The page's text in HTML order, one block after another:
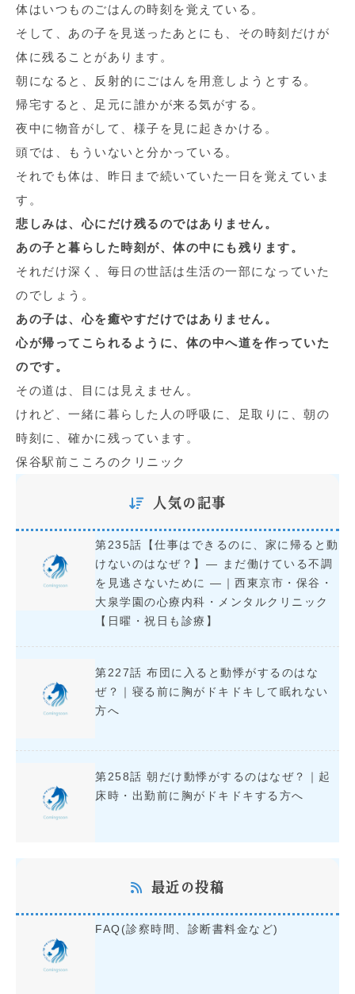
体はいつものごはんの時刻を覚えている。
そして、あの子を見送ったあとにも、その時刻だけが
体に残ることがあります。
朝になると、反射的にごはんを用意しようとする。
帰宅すると、足元に誰かが来る気がする。
夜中に物音がして、様子を見に起きかける。
頭では、もういないと分かっている。
それでも体は、昨日まで続いていた一日を覚えていま
す。
悲しみは、心にだけ残るのではありません。
あの子と暮らした時刻が、体の中にも残ります。
それだけ深く、毎日の世話は生活の一部になっていた
のでしょう。
あの子は、心を癒やすだけではありません。
心が帰ってこられるように、体の中へ道を作っていた
のです。
その道は、目には見えません。
けれど、一緒に暮らした人の呼吸に、足取りに、朝の
時刻に、確かに残っています。
保谷駅前こころのクリニック
人気の記事
第235話【仕事はできるのに、家に帰ると動
けないのはなぜ？】― まだ働けている不調
を見逃さないために ―｜西東京市・保谷・
大泉学園の心療内科・メンタルクリニック
【日曜・祝日も診療】
第227話 布団に入ると動悸がするのはな
ぜ？｜寝る前に胸がドキドキして眠れない
方へ
第258話 朝だけ動悸がするのはなぜ？｜起
床時・出勤前に胸がドキドキする方へ
最近の投稿
FAQ(診察時間、診断書料金など)